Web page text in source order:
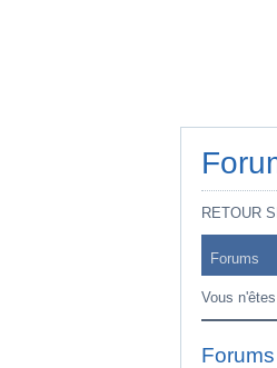
RETOUR
Forums
Vous
Forums